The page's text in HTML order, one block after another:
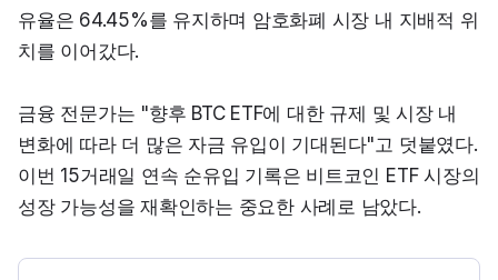
유율은 64.45%를 유지하며 암호화폐 시장 내 지배적 위
치를 이어갔다.
금융 전문가는 "향후 BTC ETF에 대한 규제 및 시장 내
변화에 따라 더 많은 자금 유입이 기대된다"고 덧붙였다.
이번 15거래일 연속 순유입 기록은 비트코인 ETF 시장의
성장 가능성을 재확인하는 중요한 사례로 남았다.